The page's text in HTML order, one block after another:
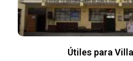
Útiles para